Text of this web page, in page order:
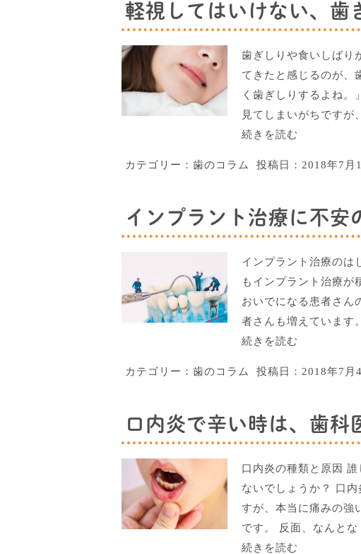
軽視してはいけない、歯
歯ぎしりや食いしばり
てきたと感じるのが、
く歯ぎしりするよね。
見てしまいがちですが
続きを読む
カテゴリー： 歯のコラム 投稿日： 2018年7月
インプラント治療に不安
インプラント治療のは
もインプラント治療が
おいでになる患者さん
者さんも増えています。
続きを読む
カテゴリー： 歯のコラム 投稿日： 2018年7月
口内炎で辛い時は、歯科
口内炎の種類と原因
ないでしょうか？ 口
すが、本当に痛みの強
です。 反面、なんとな
続きを読む